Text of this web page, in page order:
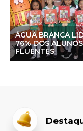
ÁGUA BRANCA
76% DOS
FLUENTES